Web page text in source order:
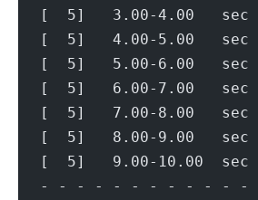
[  5]   3.00-4.00
[  5]   4.00-5.00
[  5]   5.00-6.00
[  5]   6.00-7.00
[  5]   7.00-8.00
[  5]   8.00-9.00
[  5]   9.00-10.00
- - - - - - - - - - - -